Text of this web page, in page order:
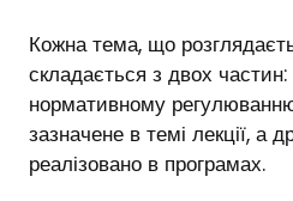
Кожна тема, що
складається з двох
нормативному
зазначене в темі лекції, а
реалізовано в програмах.